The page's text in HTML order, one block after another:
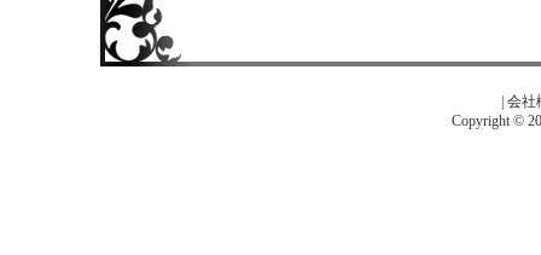
会社
Copyright ©